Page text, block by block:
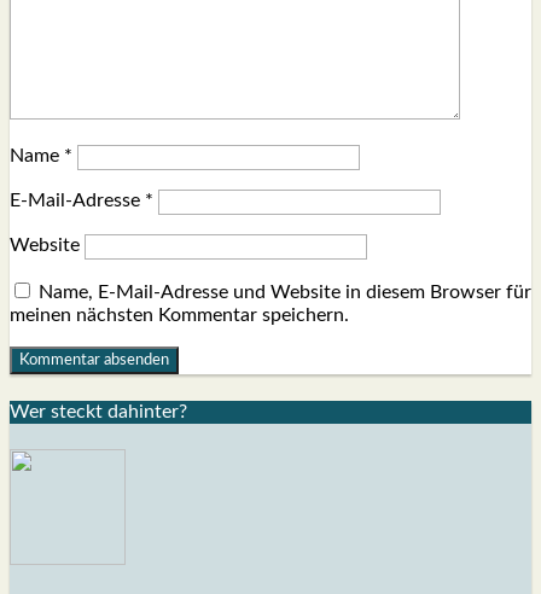
Name *
E-Mail-Adresse *
Website
Name, E-Mail-Adresse und Website in diesem Browser für
meinen nächsten Kommentar speichern.
Wer steckt dahin­ter?